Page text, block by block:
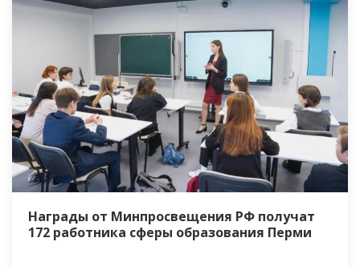
Награды от Минпросвещения РФ получат
172 работника сферы образования Перми